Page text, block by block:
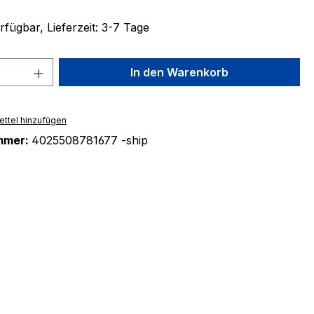
Lieferzeit: 3-7 Tage
Anzahl: Gib den gewünschten Wert
In den Warenkorb
hinzufügen
4025508781677 -ship